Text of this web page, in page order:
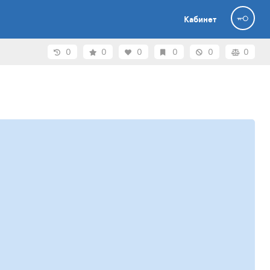
Кабинет
0 0 0 0 0 0